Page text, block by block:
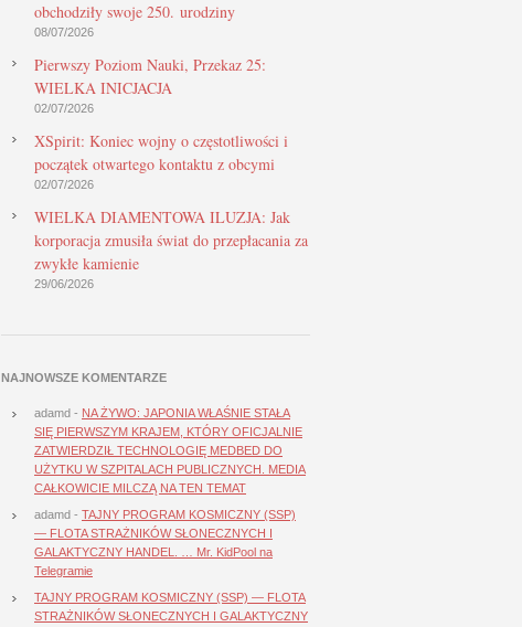
obchodziły swoje 250. urodziny
08/07/2026
Pierwszy Poziom Nauki, Przekaz 25:
WIELKA INICJACJA
02/07/2026
XSpirit: Koniec wojny o częstotliwości i
początek otwartego kontaktu z obcymi
02/07/2026
WIELKA DIAMENTOWA ILUZJA: Jak
korporacja zmusiła świat do przepłacania za
zwykłe kamienie
29/06/2026
NAJNOWSZE KOMENTARZE
adamd - NA ŻYWO: JAPONIA WŁAŚNIE STAŁA
SIĘ PIERWSZYM KRAJEM, KTÓRY OFICJALNIE
ZATWIERDZIŁ TECHNOLOGIĘ MEDBED DO
UŻYTKU W SZPITALACH PUBLICZNYCH. MEDIA
CAŁKOWICIE MILCZĄ NA TEN TEMAT
adamd - TAJNY PROGRAM KOSMICZNY (SSP)
— FLOTA STRAŻNIKÓW SŁONECZNYCH I
GALAKTYCZNY HANDEL. … Mr. KidPool na
Telegramie
TAJNY PROGRAM KOSMICZNY (SSP) — FLOTA
STRAŻNIKÓW SŁONECZNYCH I GALAKTYCZNY